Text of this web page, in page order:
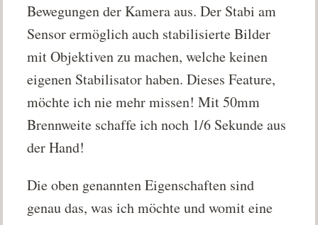
Bewegungen der Kamera aus. Der Stabi am
Sensor ermöglich auch stabilisierte Bilder
mit Objektiven zu machen, welche keinen
eigenen Stabilisator haben. Dieses Feature,
möchte ich nie mehr missen! Mit 50mm
Brennweite schaffe ich noch 1/6 Sekunde aus
der Hand!
Die oben genannten Eigenschaften sind
genau das, was ich möchte und womit eine